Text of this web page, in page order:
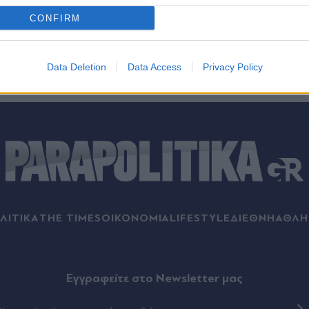
CONFIRM
Data Deletion Data Access Privacy Policy
THE TIMESΟΙΚΟΝΟΜΙΑLIFESTYLEΔΙΕΘΝΗ
Eγγραφείτε στο Newsletter μας